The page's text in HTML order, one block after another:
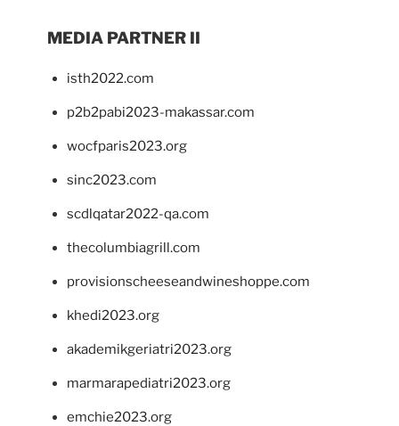
MEDIA PARTNER II
isth2022.com
p2b2pabi2023-makassar.com
wocfparis2023.org
sinc2023.com
scdlqatar2022-qa.com
thecolumbiagrill.com
provisionscheeseandwineshoppe.com
khedi2023.org
akademikgeriatri2023.org
marmarapediatri2023.org
emchie2023.org